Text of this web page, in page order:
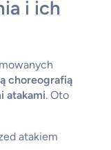
i ich
choreografią
atakami. Oto
atakiem